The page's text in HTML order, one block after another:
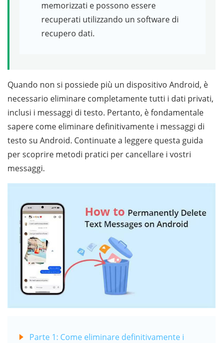
memorizzati e possono essere
recuperati utilizzando un software di
recupero dati.
Quando non si possiede più un dispositivo Android, è
necessario eliminare completamente tutti i dati privati,
inclusi i messaggi di testo. Pertanto, è fondamentale
sapere come eliminare definitivamente i messaggi di
testo su Android. Continuate a leggere questa guida
per scoprire metodi pratici per cancellare i vostri
messaggi.
Parte 1: Come eliminare definitivamente i